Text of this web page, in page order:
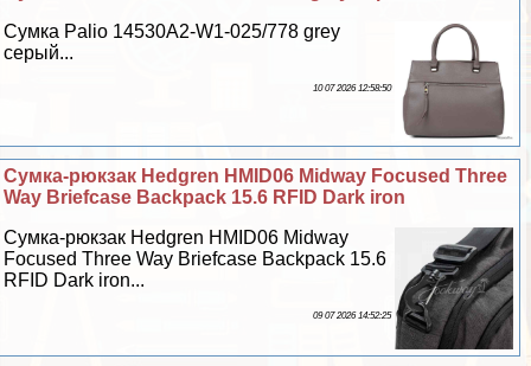
Сумка Palio 14530A2-W1-025/778 grey
серый...
10 07 2026 12:58:50
Сумка-рюкзак Hedgren HMID06 Midway Focused Three
Way Briefcase Backpack 15.6 RFID Dark iron
Сумка-рюкзак Hedgren HMID06 Midway
Focused Three Way Briefcase Backpack 15.6
RFID Dark iron...
09 07 2026 14:52:25